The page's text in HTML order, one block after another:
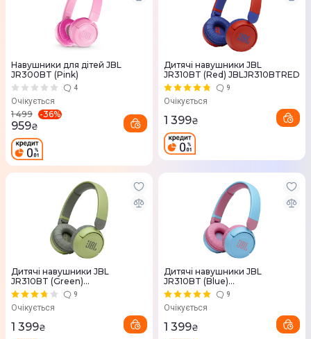
Навушники для дітей JBL
JR300BT (Pink)
4
Очікується
1 499 -36%
959₴
Дитячі навушники JBL
JR310BT (Red) JBLJR310BTRED
9
Очікується
1 399₴
Дитячі навушники JBL
JR310BT (Green)
JBLJR310BTGRN
9
Очікується
1 399₴
Дитячі навушники JBL
JR310BT (Blue)
JBLJR310BTBLU9
Очікується
1 399₴